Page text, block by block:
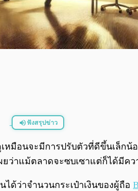
ฟังสรุปข่าว
หมือนจะมีการปรับตัวที่ดีขึ้นเล็กน้
ยว่าแม้ตลาดจะซบเซาแต่ก็ได้มีค
ได้ว่าจำนวนกระเป๋าเงินของผู้ถือ